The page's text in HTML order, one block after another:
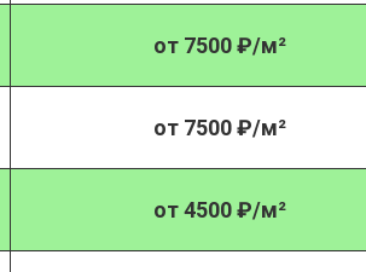
от 7500 ₽/м²
от 7500 ₽/м²
от 4500 ₽/м²